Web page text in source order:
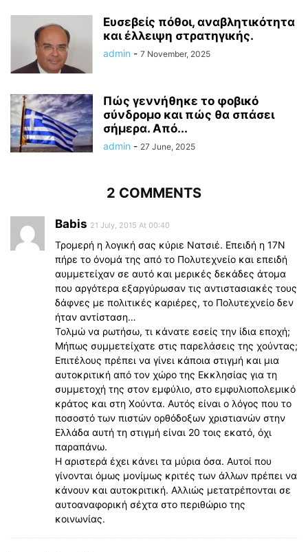
Ευσεβείς πόθοι, αναβλητικότητα
και έλλειψη στρατηγικής.
admin - 7 November, 2025
Πώς γεννήθηκε το φοβικό
σύνδρομο και πώς θα σπάσει
σήμερα. Από...
admin - 27 June, 2025
2 COMMENTS
Babis 21 July, 2015 At 00:40
Τρομερή η λογική σας κύριε Νατσιέ. Επειδή η 17Ν
πήρε το όνομά της από το Πολυτεχνείο και επειδή
αυμμετείχαν σε αυτό και μερικές δεκάδες άτομα
που αργότερα εξαργύρωσαν τις αντιστασιακές τους
δάφνες με πολιτικές καριέρες, το Πολυτεχνείο δεν
ήταν αντίσταση…
Τολμώ να ρωτήσω, τι κάνατε εσείς την ίδια εποχή;
Μήπως συμμετείχατε στις παρελάσεις της χούντας;
Επιτέλους πρέπει να γίνει κάποια στιγμή και μια
αυτοκριτική από τον χώρο της Εκκλησίας για τη
συμμετοχή της στον εμφύλιο, στο εμφυλιοπολεμικό
κράτος και στη Χούντα. Αυτός είναι ο λόγος που το
ποσοστό των πιστών ορθόδοξων χριστιανών στην
Ελλάδα αυτή τη στιγμή είναι 20 τοις εκατό, όχι
παραπάνω.
Η αριστερά έχει κάνει τα μύρια όσα. Αυτοί που
γίνονται όμως μονίμως κριτές των άλλων πρέπει να
κάνουν και αυτοκριτική. Αλλιώς μετατρέπονται σε
αυτοαναφορική σέχτα στο περιθώριο της
κοινωνίας.